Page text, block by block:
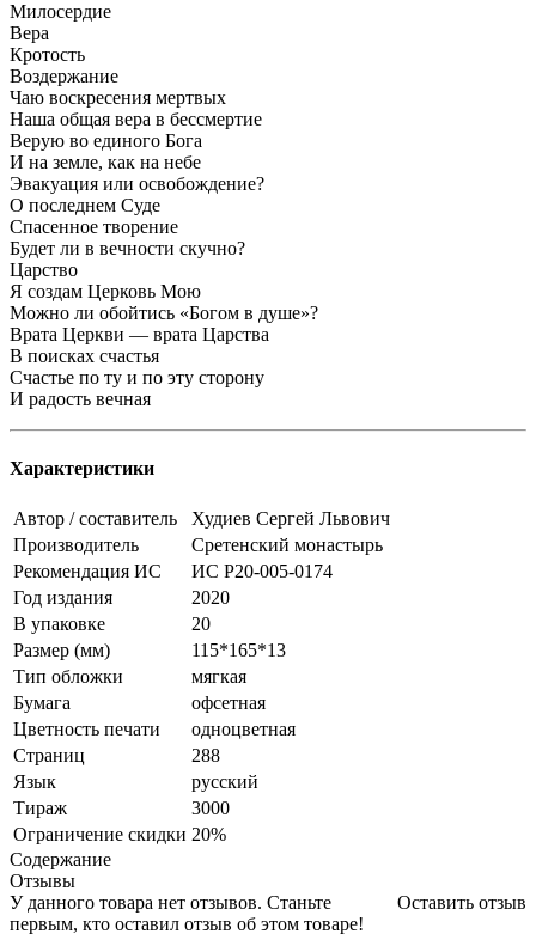
Милосердие
Вера
Кротость
Воздержание
Чаю воскресения мертвых
Наша общая вера в бессмертие
Верую во единого Бога
И на земле, как на небе
Эвакуация или освобождение?
О последнем Суде
Спасенное творение
Будет ли в вечности скучно?
Царство
Я создам Церковь Мою
Можно ли обойтись «Богом в душе»?
Врата Церкви — врата Царства
В поисках счастья
Счастье по ту и по эту сторону
И радость вечная
Характеристики
Автор / составитель
Худиев Сергей Львович
Производитель
Сретенский монастырь
Рекомендация ИС
ИС Р20-005-0174
Год издания
2020
В упаковке
20
Размер (мм)
115*165*13
Тип обложки
мягкая
Бумага
офсетная
Цветность печати
одноцветная
Страниц
288
Язык
русский
Тираж
3000
Ограничение скидки 20%
Содержание
Отзывы
Оставить отзыв
У данного товара нет отзывов. Станьте
первым, кто оставил отзыв об этом товаре!